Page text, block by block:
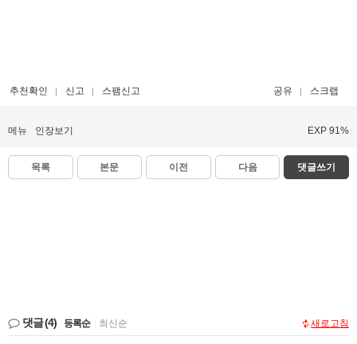
추천확인 신고 스팸신고 공유 스크랩
메뉴 인장보기 EXP 91%
목록 본문 이전 다음 댓글쓰기
댓글(4) 등록순 최신순 새로고침